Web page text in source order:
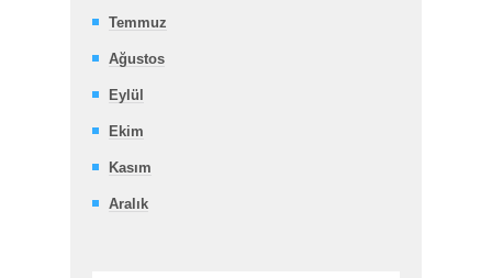
Temmuz
Ağustos
Eylül
Ekim
Kasım
Aralık